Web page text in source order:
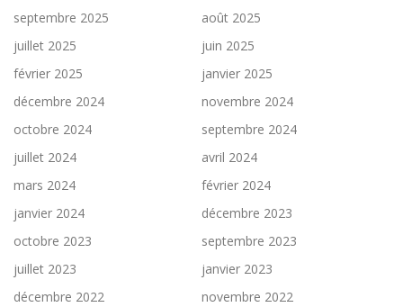
septembre 2025
août 2025
juillet 2025
juin 2025
février 2025
janvier 2025
décembre 2024
novembre 2024
octobre 2024
septembre 2024
juillet 2024
avril 2024
mars 2024
février 2024
janvier 2024
décembre 2023
octobre 2023
septembre 2023
juillet 2023
janvier 2023
décembre 2022
novembre 2022